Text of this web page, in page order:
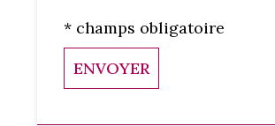
* champs obligatoire